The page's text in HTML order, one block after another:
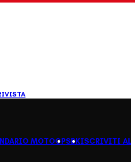
MOTOGPSBKISCRIVITI AL